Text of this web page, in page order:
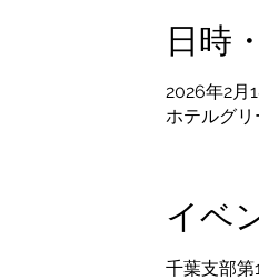
日時
2026年2月
ホテルグ
イベ
千葉支部